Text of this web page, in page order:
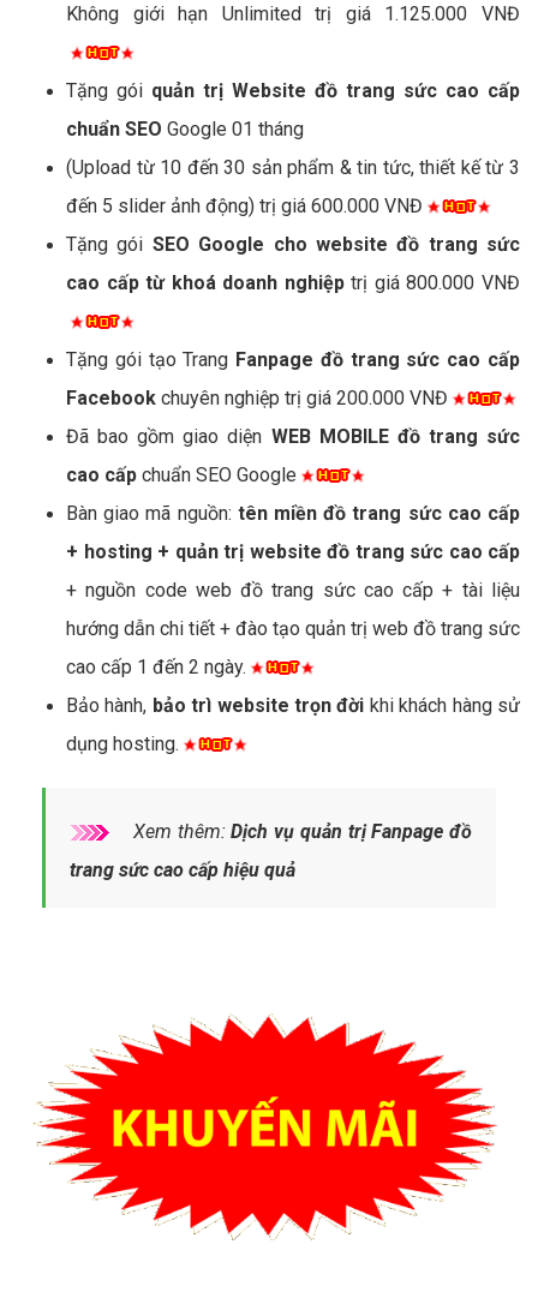
Không giới hạn Unlimited trị giá 1.125.000 VNĐ
Tặng gói quản trị Website đồ trang sức cao cấp
chuẩn SEO Google 01 tháng
(Upload từ 10 đến 30 sản phẩm & tin tức, thiết kế từ 3
đến 5 slider ảnh động) trị giá 600.000 VNĐ
Tặng gói SEO Google cho website đồ trang sức
cao cấp từ khoá doanh nghiệptrị giá 800.000 VNĐ
Tặng gói tạo Trang Fanpage đồ trang sức cao cấp
Facebook chuyên nghiệp trị giá 200.000 VNĐ
Đã bao gồm giao diện WEB MOBILE đồ trang sức
cao cấp chuẩn SEO Google
Bàn giao mã nguồn: tên miền đồ trang sức cao cấp
+ hosting + quản trị website đồ trang sức cao cấp
+ nguồn code web đồ trang sức cao cấp + tài liệu
hướng dẫn chi tiết + đào tạo quản trị web đồ trang sức
cao cấp 1 đến 2 ngày.
Bảo hành, bảo trì website trọn đời khi khách hàng sử
dụng hosting.
Xem thêm:Dịch vụ quản trị Fanpage đồ
trang sức cao cấp hiệu quả